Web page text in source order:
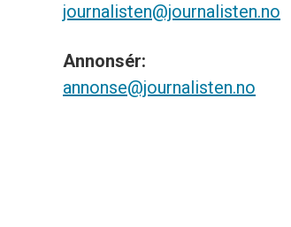
journalisten@journalisten.no
Annonsér:
annonse@journalisten.no